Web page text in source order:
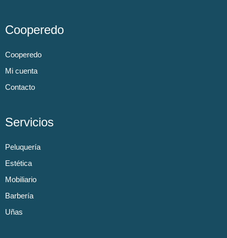
Cooperedo
Cooperedo
Mi cuenta
Contacto
Servicios
Peluquería
Estética
Mobiliario
Barbería
Uñas